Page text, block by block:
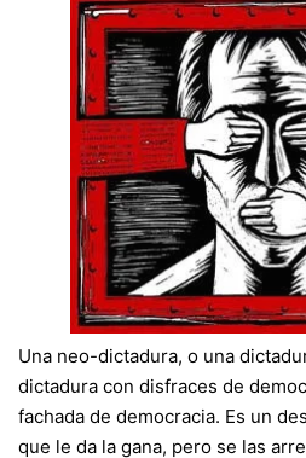
Una neo-dictadura, o una
dictadura con disfraces de
fachada de democracia. Es un
que le da la gana, pero se las